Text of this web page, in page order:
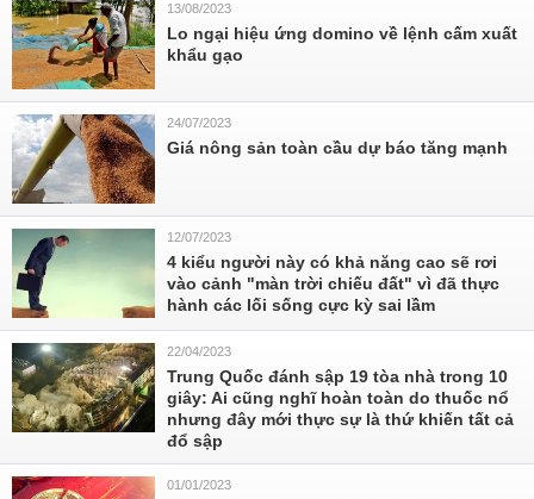
13/08/2023
Lo ngại hiệu ứng domino về lệnh cấm xuất
khẩu gạo
24/07/2023
Giá nông sản toàn cầu dự báo tăng mạnh
12/07/2023
4 kiểu người này có khả năng cao sẽ rơi
vào cảnh "màn trời chiếu đất" vì đã thực
hành các lối sống cực kỳ sai lầm
22/04/2023
Trung Quốc đánh sập 19 tòa nhà trong 10
giây: Ai cũng nghĩ hoàn toàn do thuốc nổ
nhưng đây mới thực sự là thứ khiến tất cả
đổ sập
01/01/2023